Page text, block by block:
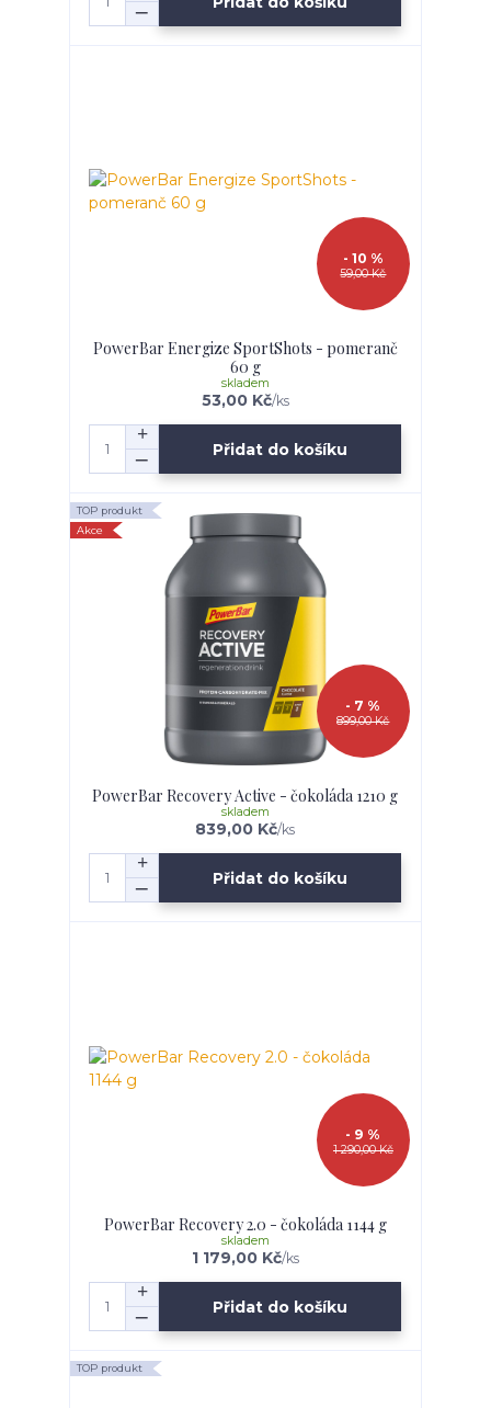
59,00 Kč
- 10 %
PowerBar Energize SportShots - pomeranč
60 g
53,00 Kč/ks
skladem
Přidat do košíku
TOP produkt
Akce
899,00 Kč
- 7 %
PowerBar Recovery Active - čokoláda 1210 g
839,00 Kč/ks
skladem
Přidat do košíku
1 290,00 Kč
- 9 %
PowerBar Recovery 2.0 - čokoláda 1144 g
1 179,00 Kč/ks
skladem
Přidat do košíku
TOP produkt